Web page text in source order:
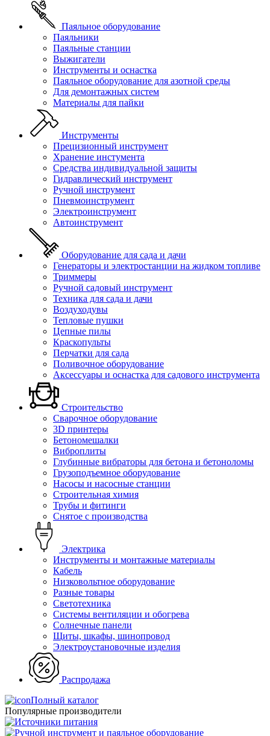
Паяльное оборудование
Паяльники
Паяльные станции
Выжигатели
Инструменты и оснастка
Паяльное оборудование для азотной среды
Для демонтажных систем
Материалы для пайки
Инструменты
Прецизионный инструмент
Хранение инстумента
Средства индивидуальной защиты
Гидравлический инструмент
Ручной инструмент
Пневмоинструмент
Электроинструмент
Автоинструмент
Оборудование для сада и дачи
Генераторы и электростанции на жидком топливе
Триммеры
Ручной садовый инструмент
Техника для сада и дачи
Воздуходувы
Тепловые пушки
Цепные пилы
Краскопульты
Перчатки для сада
Поливочное оборудование
Аксессуары и оснастка для садового инструмента
Строительство
Сварочное оборудование
3D принтеры
Бетономешалки
Виброплиты
Глубинные вибраторы для бетона и бетоноломы
Грузоподъемное оборудование
Насосы и насосные станции
Строительная химия
Трубы и фитинги
Снятое с производства
Электрика
Инструменты и монтажные материалы
Кабель
Низковольтное оборудование
Разные товары
Светотехника
Системы вентиляции и обогрева
Солнечные панели
Щиты, шкафы, шинопровод
Электроустановочные изделия
Распродажа
Полный каталог
Популярные производители